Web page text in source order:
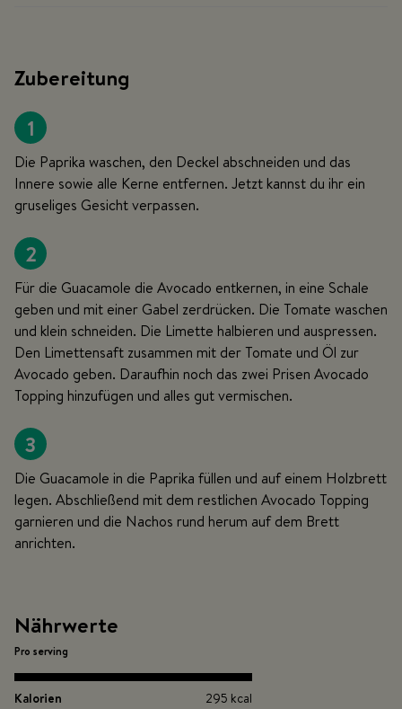
Zubereitung
1
Die Paprika waschen, den Deckel abschneiden und das
Innere sowie alle Kerne entfernen. Jetzt kannst du ihr ein
gruseliges Gesicht verpassen.
2
Für die Guacamole die Avocado entkernen, in eine Schale
geben und mit einer Gabel zerdrücken. Die Tomate waschen
und klein schneiden. Die Limette halbieren und auspressen.
Den Limettensaft zusammen mit der Tomate und Öl zur
Avocado geben. Daraufhin noch das zwei Prisen Avocado
Topping hinzufügen und alles gut vermischen.
3
Die Guacamole in die Paprika füllen und auf einem Holzbrett
legen. Abschließend mit dem restlichen Avocado Topping
garnieren und die Nachos rund herum auf dem Brett
anrichten.
Nährwerte
Pro serving
Kalorien
295 kcal